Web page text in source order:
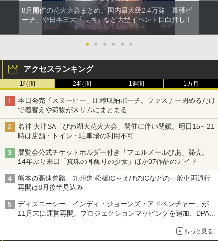
8月開催の花火大会まとめ。国内最大級2.4万発「幕張ビ
ーチ」や日本三大「長岡」など大型イベント目白押し！
● ● ● ● ● ●
アクセスランキング
1時間 24時間 1週間 1カ月
本日発売「スヌーピー」圧縮収納ポーチ。ファスナー閉めるだけ
で着替えや荷物がスリムにまとまる
名神 大津SA「びわ湖大花火大会」開催に伴い閉鎖。明日15～21
時は店舗・トイレ・駐車場の利用不可
展覧会公式チケットホルダー付き「フェルメールぴあ」発売。
14年ぶり来日「真珠の耳飾りの少女」ほか37作品のガイド
熊本の高速道路、九州道 松橋IC～えびのICなどの一般車両通行
再開は8月後半見込み
ディズニーシー「インディ・ジョーンズ・アドベンチャー」が
11月末に運営再開。プロジェクションマッピングを追加、DPA
もっと見る